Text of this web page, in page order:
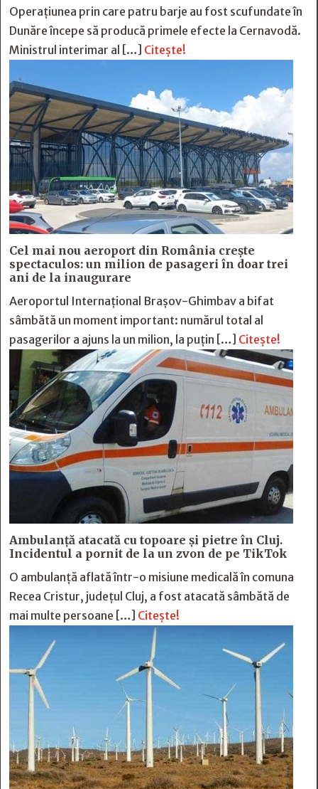
Operațiunea prin care patru barje au fost scufundate în
Dunăre începe să producă primele efecte la Cernavodă.
Ministrul interimar al […] Citește!
Cel mai nou aeroport din România crește
spectaculos: un milion de pasageri în doar trei
ani de la inaugurare
Aeroportul Internațional Brașov-Ghimbav a bifat
sâmbătă un moment important: numărul total al
pasagerilor a ajuns la un milion, la puțin […] Citește!
Ambulanță atacată cu topoare și pietre în Cluj.
Incidentul a pornit de la un zvon de pe TikTok
O ambulanță aflată într-o misiune medicală în comuna
Recea Cristur, județul Cluj, a fost atacată sâmbătă de
mai multe persoane […] Citește!